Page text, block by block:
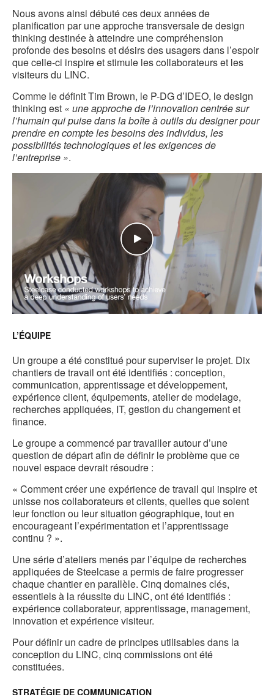
Nous avons ainsi débuté ces deux années de
planification par une approche transversale de design
thinking destinée à atteindre une compréhension
profonde des besoins et désirs des usagers dans l’espoir
que celle-ci inspire et stimule les collaborateurs et les
visiteurs du LINC.
Comme le définit Tim Brown, le P-DG d’IDEO, le design
thinking est « une approche de l’innovation centrée sur
l’humain qui puise dans la boîte à outils du designer pour
prendre en compte les besoins des individus, les
possibilités technologiques et les exigences de
l’entreprise ».
L’ÉQUIPE
Un groupe a été constitué pour superviser le projet. Dix
chantiers de travail ont été identifiés : conception,
communication, apprentissage et développement,
expérience client, équipements, atelier de modelage,
recherches appliquées, IT, gestion du changement et
finance.
Le groupe a commencé par travailler autour d’une
question de départ afin de définir le problème que ce
nouvel espace devrait résoudre :
« Comment créer une expérience de travail qui inspire et
unisse nos collaborateurs et clients, quelles que soient
leur fonction ou leur situation géographique, tout en
encourageant l’expérimentation et l’apprentissage
continu ? ».
Une série d’ateliers menés par l’équipe de recherches
appliquées de Steelcase a permis de faire progresser
chaque chantier en parallèle. Cinq domaines clés,
essentiels à la réussite du LINC, ont été identifiés :
expérience collaborateur, apprentissage, management,
innovation et expérience visiteur.
Pour définir un cadre de principes utilisables dans la
conception du LINC, cinq commissions ont été
constituées.
STRATÉGIE DE COMMUNICATION